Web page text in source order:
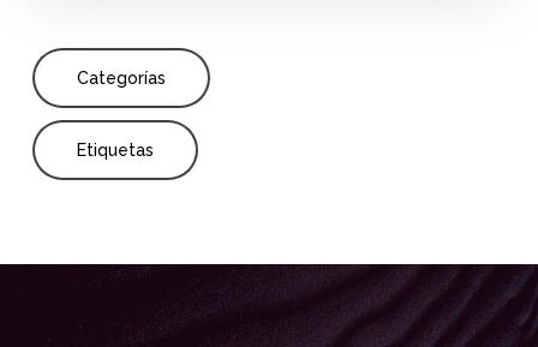
Categorías
Etiquetas